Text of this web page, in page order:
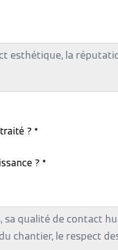
? *
? *